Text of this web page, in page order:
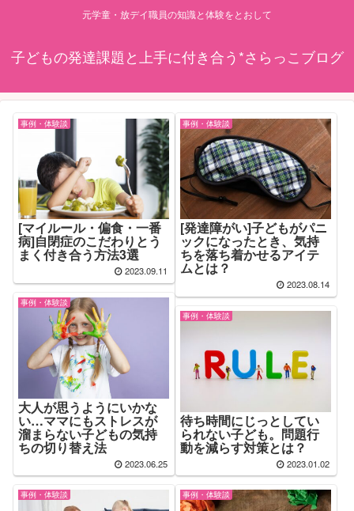
元学童・放デイ職員の知識と体験をとおして
子どもの発達課題と上手に付き合う*さらっこブログ
事例・体験談
[マイルール・偏食・一番
病]自閉症のこだわりとう
まく付き合う方法3選
2023.09.11
事例・体験談
[発達障がい]子どもがパニ
ックになったとき、気持
ちを落ち着かせるアイテ
ムとは？
2023.08.14
事例・体験談
大人が思うようにいかな
い…ママにもストレスが
溜まらない子どもの気持
ちの切り替え法
2023.06.25
事例・体験談
待ち時間にじっとしてい
られない子ども。問題行
動を減らす対策とは？
2023.01.02
事例・体験談 事例・体験談